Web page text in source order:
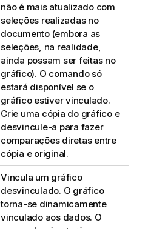
não é mais atualizado com
seleções realizadas no
documento (embora as
seleções, na realidade,
ainda possam ser feitas no
gráfico). O comando só
estará disponível se o
gráfico estiver vinculado.
Crie uma cópia do gráfico e
desvincule-a para fazer
comparações diretas entre
cópia e original.
Vincula um gráfico
desvinculado. O gráfico
torna-se dinamicamente
vinculado aos dados. O